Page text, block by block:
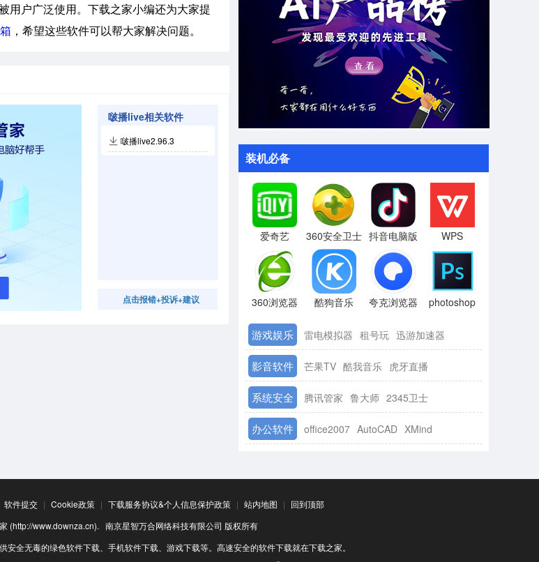
户广泛使用。下载之家小编还为大家提
，希望这些软件可以帮大家解决问题。
啵播live相关软件
啵播live2.96.3
点击报错+投诉+建议
装机必备
爱奇艺 360安全卫士 抖音电脑版 WPS
360浏览器 酷狗音乐 夸克浏览器 photoshop
游戏娱乐 雷电模拟器 租号玩 迅游加速器
影音软件 芒果TV 酷我音乐 虎牙直播
系统安全 腾讯管家 鲁大师 2345卫士
办公软件 office2007 AutoCAD XMind
软件提交 | Cookie政策 | 下载服务协议&个人信息保护政策 | 站内地图 | 回到顶部
(http://www.downza.cn). 南京星智万合网络科技有限公司 版权所有
全无毒的绿色软件下载、手机软件下载、游戏下载等。高速安全的软件下载就在下载之家。